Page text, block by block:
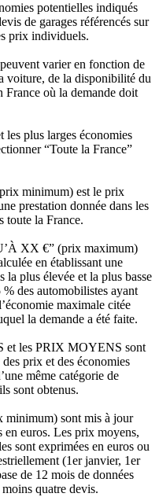
potentielles indiqués
de garages référencés sur
prix individuels.
varier en fonction de
voiture, de la disponibilité du
France où la demande doit
plus larges économies
“Toute la France”
minimum) est le prix
prestation donnée dans les
toute la France.
XX €” (prix maximum)
en établissant une
plus élevée et la plus basse
des automobilistes ayant
maximale citée
la demande a été faite.
les PRIX MOYENS sont
prix et des économies
même catégorie de
sont obtenus.
sont mis à jour
en euros. Les prix moyens,
sont exprimées en euros ou
(1er janvier, 1er
de 12 mois de données
quatre devis.